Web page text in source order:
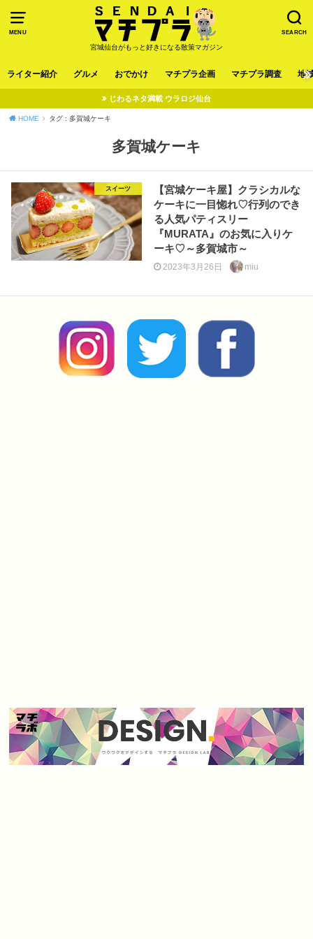
MENU SEARCH
宮城仙台がもっと好きになる散策マガジン
ライター紹介 グルメ おでかけ マチプラ企画 マチプラ調査 地
じわるネタ満載 ウラロジ仙台
HOME タグ : 多賀城ケーキ
多賀城ケーキ
スイーツ
【宮城ケーキ屋】クラシカルな
ケーキに一目惚れ♡行列のでき
る人気パティスリー
『MURATA』のお気に入りケ
ーキ♡～多賀城市～
2023年3月26日 miu